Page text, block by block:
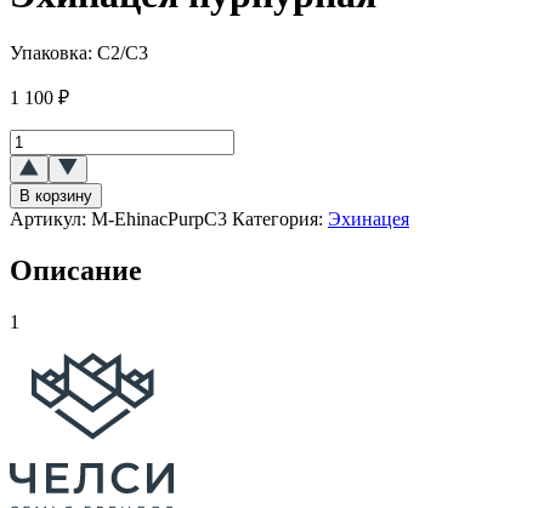
Упаковка: C2/С3
1 100 ₽
Количество
товара
Эхинацея
пурпурная
В корзину
Артикул: M-EhinacPurpC3 Категория: Эхинацея
Описание
1